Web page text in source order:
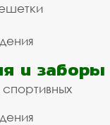
и заборы